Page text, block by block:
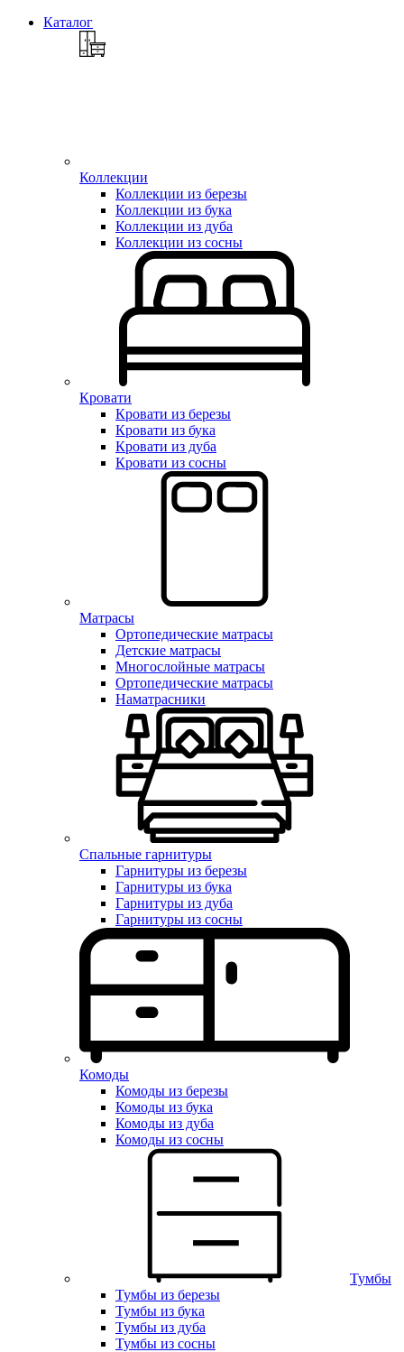
Каталог
Коллекции
Коллекции из березы
Коллекции из бука
Коллекции из дуба
Коллекции из сосны
Кровати
Кровати из березы
Кровати из бука
Кровати из дуба
Кровати из сосны
Матрасы
Ортопедические матрасы
Детские матрасы
Многослойные матрасы
Ортопедические матрасы
Наматрасники
Спальные гарнитуры
Гарнитуры из березы
Гарнитуры из бука
Гарнитуры из дуба
Гарнитуры из сосны
Комоды
Комоды из березы
Комоды из бука
Комоды из дуба
Комоды из сосны
Тумбы
Тумбы из березы
Тумбы из бука
Тумбы из дуба
Тумбы из сосны